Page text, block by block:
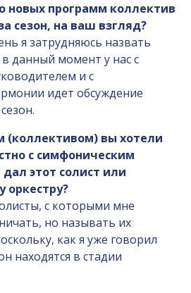
новых программ коллектив
сезон, на ваш взгляд?
я затрудняюсь назвать
данный момент у нас с
и с
идет обсуждение
(коллективом) вы хотели
с симфоническим
этот солист или
оркестру?
с которыми мне
но называть их
как я уже говорил
находятся в стадии